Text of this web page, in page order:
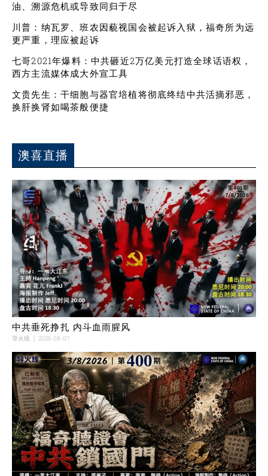
油、溯源危机或导致同归于尽
川普：纳瓦罗、班农因藐视国会被起诉入狱，福奇所为远
更严重，理应被起诉
七哥2021年爆料：中共砸近2万亿美元打造全球话语权，
西方主流媒体成大外宣工具
文贵先生：干细胞与器官培植将彻底终结中共活摘邪恶，
换肝换肾如喝茶般便捷
澳喜直播
中共垂死挣扎 内斗血雨腥风
导火线 2026-08-07